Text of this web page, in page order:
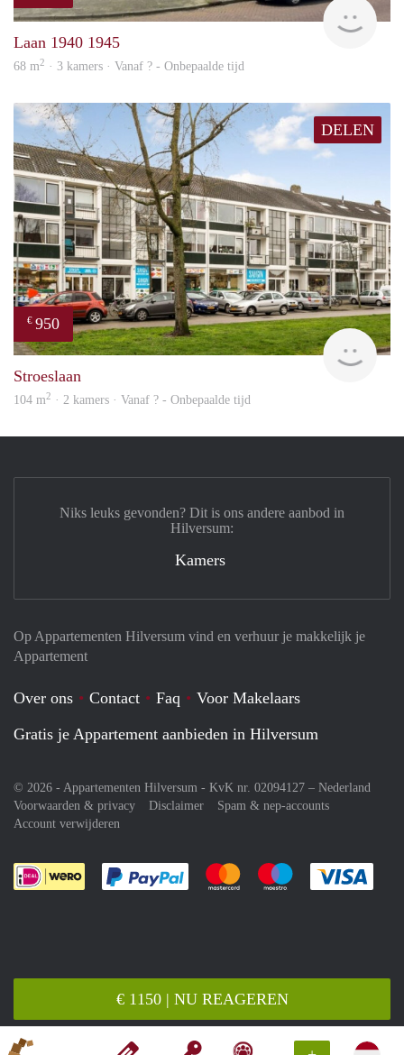
€ 1150 | NU REAGEREN
Laan 1940 1945
68 m2 · 3 kamers · Vanaf ? - Onbepaalde tijd
DELEN
€ 950
Stroeslaan
104 m2 · 2 kamers · Vanaf ? - Onbepaalde tijd
Op Appartementen Hilversum vind en verhuur je makkelijk je
Appartement
Over ons Contact Faq
Voor Makelaars
Gratis je Appartement aanbieden in Hilversum
© 2026 - Appartementen Hilversum - KvK nr. 02094127 – Nederland
Voorwaarden & privacy
Disclaimer
Spam & nep-accounts
Account verwijderen
Je rekent gemakkelijk af met Paypal
Je rekent gemakkelijk af met
Je rekent
Niks leuks gevonden? Dit is ons andere aanbod in
Hilversum:
Kamers